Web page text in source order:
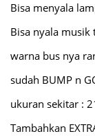
Bisa menyala
Bisa nyala musik
warna bus nya
sudah BUMP n
ukuran sekitar :
Tambahkan